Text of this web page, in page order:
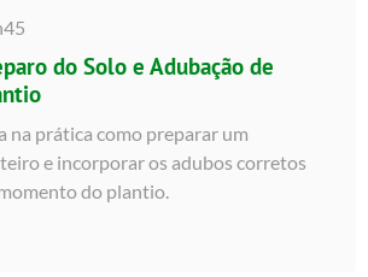
do Solo e Adubação de
na prática como preparar um
e incorporar os adubos corretos
do plantio.